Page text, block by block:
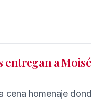
entregan a
cena homenaje